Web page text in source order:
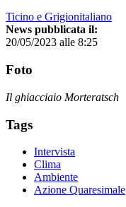
Ticino e Grigionitaliano
News pubblicata il:
20/05/2023 alle 8:25
Foto
Il ghiacciaio Morteratsch
Tags
Intervista
Clima
Ambiente
Azione Quaresimale